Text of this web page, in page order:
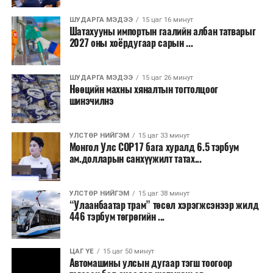
ДАРААХ МЭДЭЭ
Хилийн боомтуудад эрсдлийн үнэлгээ хийж, хилээ
нээх бэлтгэл ажлыг хангаж байна
ӨМНӨХ МЭДЭЭ
Улаанбаатарт өдөртөө 2 хэм хүйтэн
секундэд 4-9 метр. 25-27 хэм дулаан
байна.
2026 оны наймдугаар сарын 07-ноос
2026 оны наймдугаар сарын 11-нийг хүртэлх
цаг агаарын урьдчилсан төлөв
Наймдугаар сарын 7-нд баруун болон төвийн
аймгуудын нутгийн хойд хэсгээр, 8-нд баруун
аймгуудын нутгийн хойд хэсэг, төвийн
аймгуудын нутгийн зарим газраар, 9-нд баруун
аймгуудын нутгийн зүүн, говийн аймгуудын
нутгийн хойд, зүүн аймгуудын нутгийн баруун
хэсэг, төвийн аймгуудын ихэнх нутгаар, 10-нд
төв, зүүн, говийн аймгуудын ихэнх нутгаар
бороо, дуу цахилгаантай аадар бороо орно. Салхи
ихэнх хугацаанд секундэд 5-10 метр, 9-нд
Алтайн салбар уулс, Арц-Богдын өвөр
ШУДАРГА МЭДЭЭ 15 цаг 16 минут
Шатахууны импортын гаалийн албан татварыг
2027 оны хоёрдугаар сарын ...
ШУДАРГА МЭДЭЭ 15 цаг 26 минут
Нөөцийн махны хяналтын тогтолцоог
шинэчилнэ
УЛСТӨР НИЙГЭМ 15 цаг 33 минут
Монгол Улс COP17 бага хуралд 6.5 тэрбум
ам.долларын санхүүжилт татах...
УЛСТӨР НИЙГЭМ 15 цаг 38 минут
“Улаанбаатар трам” төсөл хэрэгжсэнээр жилд
446 тэрбум төгрөгийн ...
ЦАГ ҮЕ 15 цаг 50 минут
Автомашины улсын дугаар тэгш тоогоор